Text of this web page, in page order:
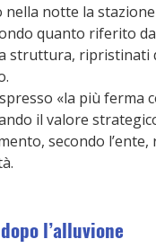
notte la
quanto riferito
struttura, ripristinati
«la più
il valore
secondo
l’alluvione